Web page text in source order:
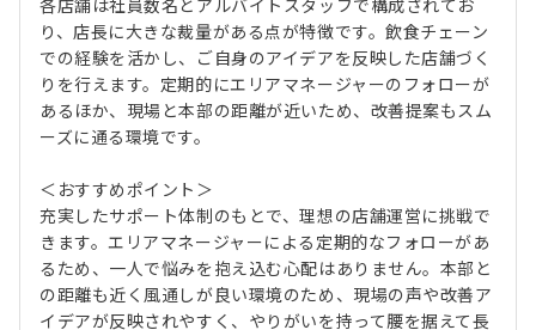
各店舗は社員数名とアルバイトスタッフで構成されてお
り、店長に大きな裁量がある点が特徴です。飲食チェーン
での経験を活かし、ご自身のアイデアを反映した店舗づく
りを行えます。定期的にエリアマネージャーのフォローが
あるほか、現場と本部の距離が近いため、改善提案もスム
ーズに通る環境です。
＜おすすめポイント＞
充実したサポート体制のもとで、理想の店舗運営に挑戦で
きます。エリアマネージャーによる定期的なフォローがあ
るため、一人で悩みを抱え込む心配はありません。本部と
の距離も近く風通しが良い環境のため、現場の声や改善ア
イデアが反映されやすく、やりがいを持って腰を据えて長